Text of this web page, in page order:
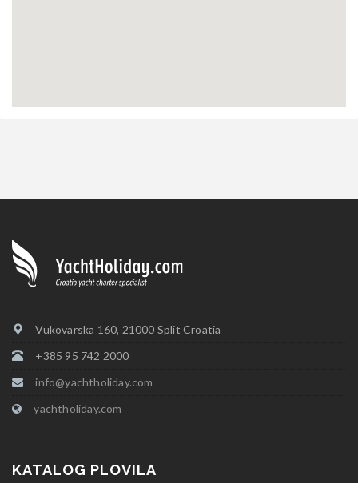
Vukovarska 160, 21000 Split Croatia
+385 95 742 2000
info@yachtholiday.com
yachtholiday.com
KATALOG PLOVILA